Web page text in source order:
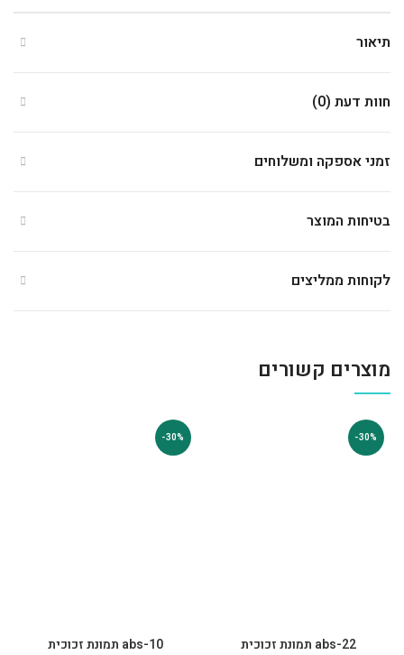
תיאור
חוות דעת (0)
זמני אספקה ומשלוחים
בטיחות המוצר
לקוחות ממליצים
מוצרים קשורים
-30%
abs-22 תמונת זכוכית
-30%
abs-10 תמונת זכוכית